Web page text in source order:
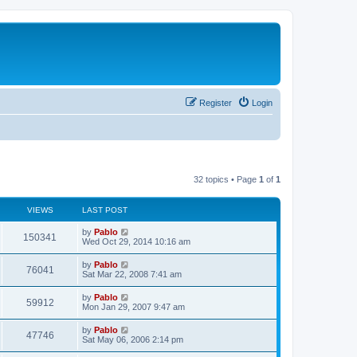
Login
Register
32 topics • Page 1 of 1
VIEWS LAST POST
150341
i
s
L
a
t
p
o
s
t
by Pablo
Wed Oct 29, 2014 10:16 am
76041
i
w
s
L
a
t
p
o
s
t
by Pablo
Sat Mar 22, 2008 7:41 am
59912V
i
L
a
t
p
o
s
by Pablo
Mon Jan 29, 2007 9:47 am
47746V
L
a
by Pablo
Sat May 06, 2006 2:14 pm